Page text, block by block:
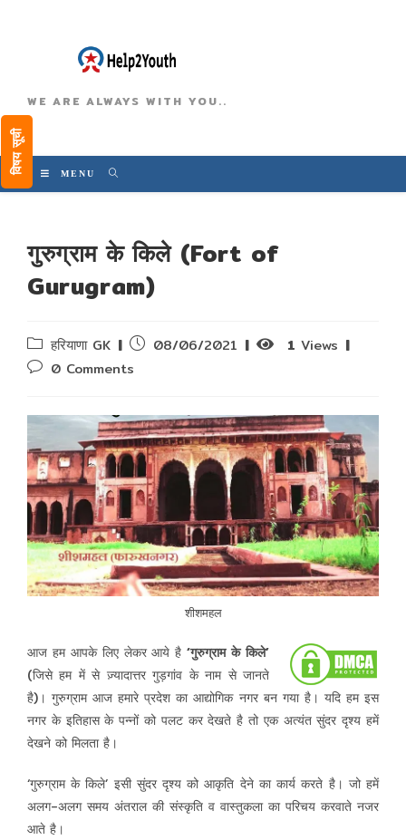
विषय सूची
WE ARE ALWAYS WITH YOU..
MENU
गुरुग्राम के किले (Fort of
Gurugram)
Post
category:
हरियाणा GK
Post
published:
08/06/2021 1 Views
Post0 Comments
शीशमहल
आज हम आपके लिए लेकर आये है‘गुरुग्राम के किले’
(जिसे हम में से ज़्यादात्तर गुड़गांव के नाम से जानते
है)। गुरुग्राम आज हमारे प्रदेश का आद्योगिक नगर बन गया है। यदि हम इस
नगर के इतिहास के पन्नों को पलट कर देखते है तो एक अत्यंत सुंदर दृश्य हमें
देखने को मिलता है।
‘गुरुग्राम के किले’ इसी सुंदर दृश्य को आकृति देने का कार्य करते है। जो हमें
अलग-अलग समय अंतराल की संस्कृति व वास्तुकला का परिचय करवाते नजर
आते है।